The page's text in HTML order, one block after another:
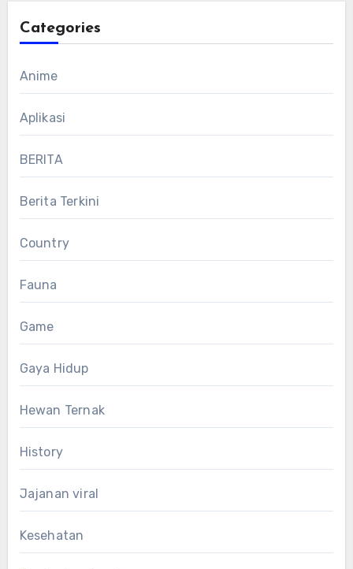
Categories
Anime
Aplikasi
BERITA
Berita Terkini
Country
Fauna
Game
Gaya Hidup
Hewan Ternak
History
Jajanan viral
Kesehatan